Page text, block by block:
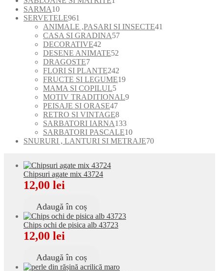
SARMA1010
produse
SERVETELE961
de
produse
ANIMALE ,PASARI SI INSECTE41
CASA SI GRADINA5757
DECORATIVE42
de
DESENE ANIMATE52
produse
DRAGOSTE77
produse
FLORI SI PLANTE242
de
FRUCTE SI LEGUME1919
MAMA SI COPILUL55
produse
MOTIV TRADITIONAL99
PEISAJE SI ORASE4747
de
produse
RETRO SI VINTAGE88
produse
SARBATORI IARNA133133
de
produse
SARBATORI PASCALE1010
produse
SNURURI , LANTURI SI METRAJE7070
Chipsuri agate mix 43724
12,00 lei
Adaugă în coș
Chips ochi de pisica alb 43723
12,00 lei
Adaugă în coș